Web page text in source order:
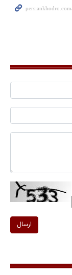
ارسال